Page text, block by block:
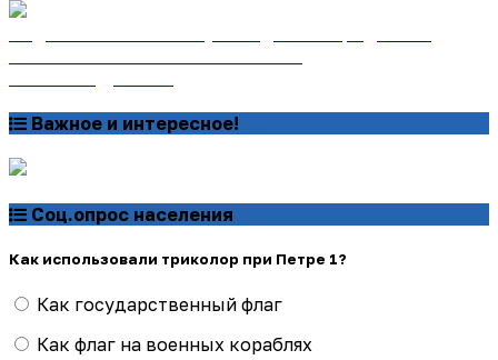
Важное и интересное!
Соц.опрос населения
Как использовали триколор при Петре 1?
Как государственный флаг
Как флаг на военных кораблях